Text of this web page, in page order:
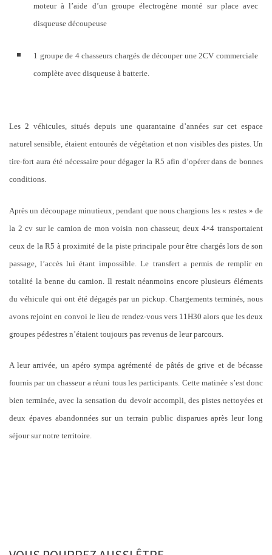
moteur à l’aide d’un groupe électrogène monté sur place avec
disqueuse découpeuse
1 groupe de 4 chasseurs chargés de découper une 2CV commerciale
complète avec disqueuse à batterie.
Les 2 véhicules, situés depuis une quarantaine d’années sur cet espace
naturel sensible, étaient entourés de végétation et non visibles des pistes. Un
tire-fort aura été nécessaire pour dégager la R5 afin d’opérer dans de bonnes
conditions.
Après un découpage minutieux, pendant que nous chargions les « restes » de
la 2 cv sur le camion de mon voisin non chasseur, deux 4×4 transportaient
ceux de la R5 à proximité de la piste principale pour être chargés lors de son
passage, l’accès lui étant impossible. Le transfert a permis de remplir en
totalité la benne du camion. Il restait néanmoins encore plusieurs éléments
du véhicule qui ont été dégagés par un pickup. Chargements terminés, nous
avons rejoint en convoi le lieu de rendez-vous vers 11H30 alors que les deux
groupes pédestres n’étaient toujours pas revenus de leur parcours.
A leur arrivée, un apéro sympa agrémenté de pâtés de grive et de bécasse
fournis par un chasseur a réuni tous les participants. Cette matinée s’est donc
bien terminée, avec la sensation du devoir accompli, des pistes nettoyées et
deux épaves abandonnées sur un terrain public disparues après leur long
séjour sur notre territoire.